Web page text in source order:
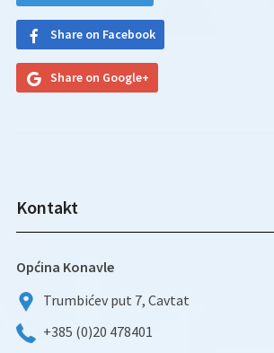
Share on Facebook
Share on Google+
Kontakt
Općina Konavle
Trumbićev put 7, Cavtat
+385 (0)20 478401